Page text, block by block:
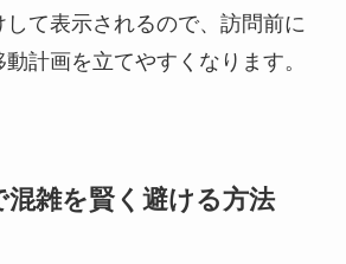
て表示されるので、訪問前に
計画を立てやすくなります。
混雑を賢く避ける方法